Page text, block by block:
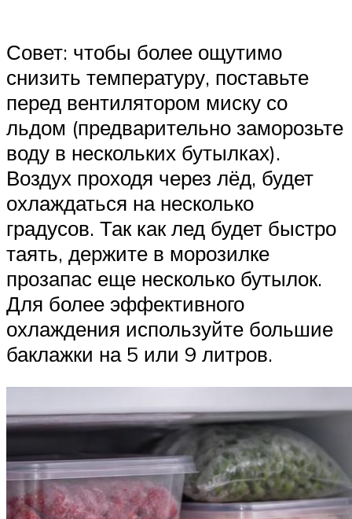
Совет: чтобы более ощутимо
снизить температуру, поставьте
перед вентилятором миску со
льдом (предварительно заморозьте
воду в нескольких бутылках).
Воздух проходя через лёд, будет
охлаждаться на несколько
градусов. Так как лед будет быстро
таять, держите в морозилке
прозапас еще несколько бутылок.
Для более эффективного
охлаждения используйте большие
баклажки на 5 или 9 литров.